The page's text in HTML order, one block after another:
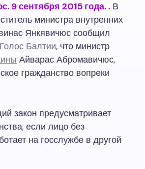
9 сентября 2015 года. . В
министра внутренних
Янкявичюс сообщил
Балтии, что министр
Айварас Абромавичюс,
гражданство вопреки
закон предусматривает
если лицо без
на госслужбе в другой